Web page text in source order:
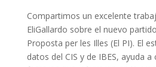
Compartimos un excelente
EliGallardo sobre el nuevo
Proposta per les Illes (El PI). El
datos del CIS y de IBES, ayuda